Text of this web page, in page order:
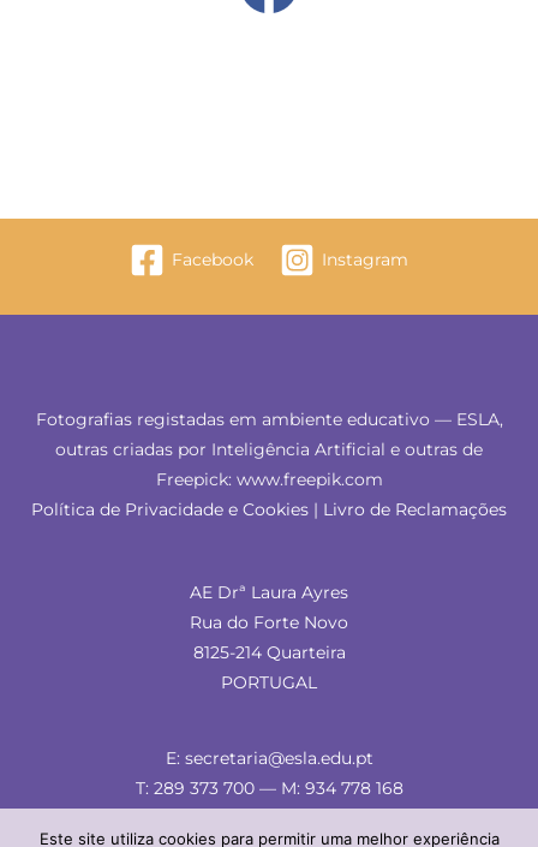
Facebook Instagram
Fotografias registadas em ambiente educativo — ESLA,
outras criadas por Inteligência Artificial e outras de
Freepick: www.freepik.com
Política de Privacidade e Cookies | Livro de Reclamações
AE Drª Laura Ayres
Rua do Forte Novo
8125-214 Quarteira
PORTUGAL
E: secretaria@esla.edu.pt
T: 289 373 700 — M: 934 778 168
Este site utiliza cookies para permitir uma melhor experiência